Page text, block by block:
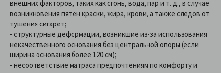
внешних факторов, таких как огонь, вода, пар и т. д., в случае
возникновения пятен краски, жира, крови, а также следов от
тушения сигарет;
- структурные деформации, возникшие из-за использования
некачественного основания без центральной опоры (если
ширина основания более 120 см);
- несоответствие матраса предпочтениям по комфорту и